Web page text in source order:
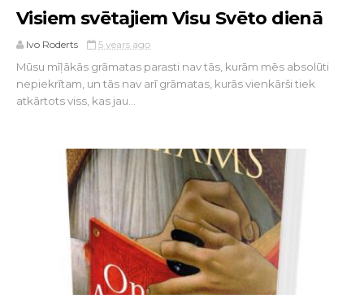
Visiem svētajiem Visu Svēto dienā
Ivo Roderts 5 years ago
Mūsu mīļākās grāmatas parasti nav tās, kurām mēs absolūti
nepiekrītam, un tās nav arī grāmatas, kurās vienkārši tiek
atkārtots viss, kas jau...